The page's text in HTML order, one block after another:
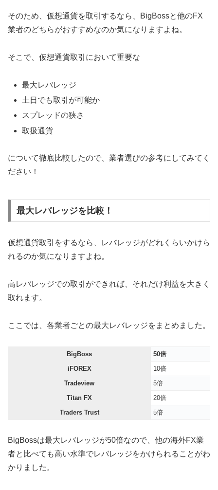
そのため、仮想通貨を取引するなら、BigBossと他のFX
業者のどちらがおすすめなのか気になりますよね。
そこで、仮想通貨取引において重要な
最大レバレッジ
土日でも取引が可能か
スプレッドの狭さ
取扱通貨
について徹底比較したので、業者選びの参考にしてみてく
ださい！
最大レバレッジを比較！
仮想通貨取引をするなら、レバレッジがどれくらいかけら
れるのか気になりますよね。
高レバレッジでの取引ができれば、それだけ利益を大きく
取れます。
ここでは、各業者ごとの最大レバレッジをまとめました。
BigBoss
50倍
iFOREX
10倍
Tradeview
5倍
Titan FX
20倍
Traders Trust
5倍
BigBossは最大レバレッジが50倍なので、他の海外FX業
者と比べても高い水準でレバレッジをかけられることがわ
かりました。